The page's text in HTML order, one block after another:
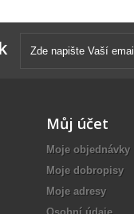
Můj účet
Moje objednávky
Moje dobropisy
Moje adresy